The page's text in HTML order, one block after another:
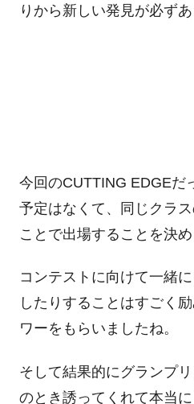
りから新しい発見が必ずあ
今回のCUTTING EDGEだ
予定はなくて、同じクラ
ことで出場することを決め
コンテストに向けて一緒
したりすることはすごく
ワーをもらいましたね。
そして結果的にグランプ
のとき誘ってくれて本当